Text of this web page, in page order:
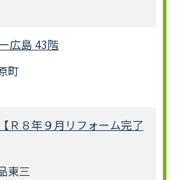
広島 43階
町
Ｒ８年９月リフォーム完了
東三